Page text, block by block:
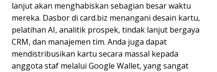
lanjut akan menghabiskan sebagian besar waktu
mereka. Dasbor di card.biz menangani desain kartu,
pelatihan AI, analitik prospek, tindak lanjut bergaya
CRM, dan manajemen tim. Anda juga dapat
mendistribusikan kartu secara massal kepada
anggota staf melalui Google Wallet, yang sangat